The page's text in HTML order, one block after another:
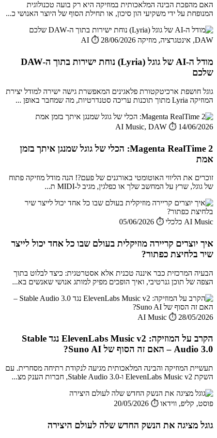
האם מהפכת הבינה המלאכותית במוזיקה היא רק בועה טכנולוגית
המנופחת על ידי משקיעי הון סיכון, או תחילת הסוף של היוצר האנושי כ...
DAW, אינטגרציה, מוזיקה AI ⏱️ 28/06/2026
מודל ה-AI של גוגל (Lyria) נוחת ישירות בתוך ה-DAW
שלכם
גוגל חושפת ארכיטקטורת פלאגינים המאפשרת גישה ישירה למודל יצירת
המוזיקה Lyria מתוך תוכנות עריכה סטנדרטיות, מה שמחבר באופן ...
AI Music, DAW ⏱️ 14/06/2026
Magenta RealTime 2: הכלי של גוגל שמנגן איתך בזמן
אמת
זוכרים את הליווי האוטומטי באורגנים של פעם?! הנה מודל מוזיקה פתוח
של גוגל, שרץ על המחשב שלך או כפלגין, מגיב ל-MIDI ת...
AI Music כלכלי ⏱️ 05/06/2026
איך יוצרים קריירה מוזיקלית בעולם שבו כל אחד יכול לייצר
שיר בלחיצת כפתור?
הבעיה המרכזית כבר איננה טכנית אלא אסטרטגית: כיצד לבלוט בתוך
הצפה של תוכן גנרטיבי, ואיך הופכים מפיק למותג אנושי שאנשים בא...
AI Music ⏱️ 28/05/2026
הקרב על המוזיקה: ElevenLabs Music v2 נגד Stable
Audio 3.0 – האם זה הסוף של Suno AI?
תעשיית המוזיקה והבינה המלאכותית מגיעה לנקודת רתיחה מסחרית. עם
השקת ElevenLabs Music v2 ו-Stable Audio 3.0, חברות הענק מצ...
פוסט, קליפ, ווידאו ⏱️ 20/05/2026
גוגל מציגה את הנשק החדש שלה לעולם היצירה